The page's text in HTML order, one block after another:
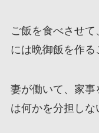
ご飯を食べさせ
には晩御飯を作る
妻が働いて、家
は何かを分担しな